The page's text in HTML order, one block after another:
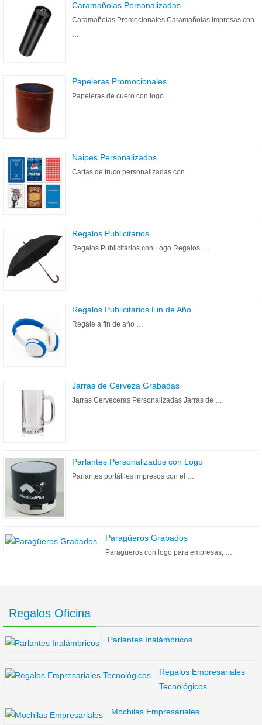
Caramañolas Personalizadas
Caramañolas Promocionales Caramañolas impresas con
…
Papeleras Promocionales
Papeleras de cuero con logo …
Naipes Personalizados
Cartas de truco personalizadas con …
Regalos Publicitarios
Regalos Publicitarios con Logo Regalos …
Regalos Publicitarios Fin de Año
Regale a fin de año …
Jarras de Cerveza Grabadas
Jarras Cerveceras Personalizadas Jarras de …
Parlantes Personalizados con Logo
Parlantes portátiles impresos con el …
Paragüeros Grabados
Paragüeros con logo para empresas, …
Regalos Oficina
Parlantes Inalámbricos
Regalos Empresariales
Tecnológicos
Mochilas Empresariales